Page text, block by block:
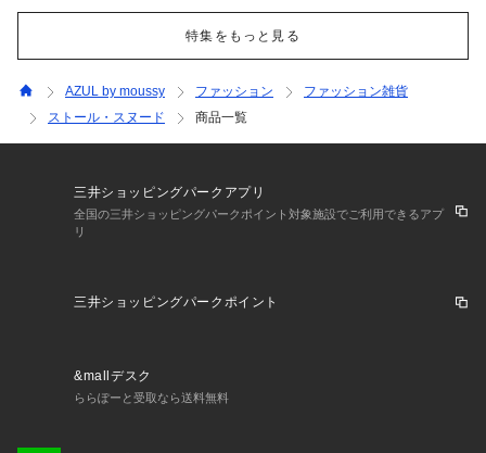
特集をもっと見る
AZUL by moussy ファッション
ファッション雑貨
ストール・スヌード
商品一覧
三井ショッピングパークアプリ
全国の三井ショッピングパークポイント対象施設でご利用できるアプ
リ
三井ショッピングパークポイント
&mallデスク
ららぽーと受取なら送料無料